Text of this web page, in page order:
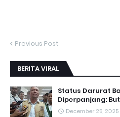
Previous Post
BERITA VIRAL
Status Darurat
Diperpanjang:
December 25, 2025